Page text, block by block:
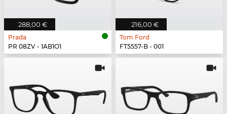
288,00 €
Prada
PR 08ZV - 1AB1O1
216,00 €
Tom Ford
FT5557-B - 001